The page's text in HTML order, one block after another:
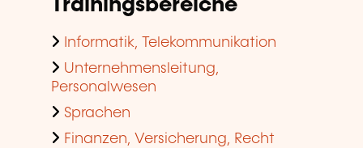
Trainingsbereiche
Informatik, Telekommunikation
Unternehmensleitung,
Personalwesen
Sprachen
Finanzen, Versicherung, Recht